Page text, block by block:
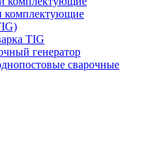
комплектующие
TIG
генератор
сварочные